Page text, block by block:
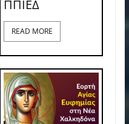
ΠΠΙΕΔ
READ MORE